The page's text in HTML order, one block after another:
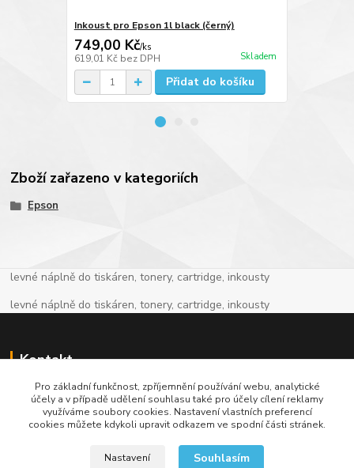
Inkoust pro Epson 1l black (černý)
749,00 Kč/ks
619,01 Kč bez DPH Skladem
Přidat do košíku
Zboží zařazeno v kategoriích
Epson
levné náplně do tiskáren, tonery, cartridge, inkousty
levné náplně do tiskáren, tonery, cartridge, inkousty
Kontakt
+420 774 913 718
info@levnenaplne.com
Pro základní funkčnost, zpříjemnění používání webu, analytické
účely a v případě udělení souhlasu také pro účely cílení reklamy
využíváme soubory cookies. Nastavení vlastních preferencí
cookies můžete kdykoli upravit odkazem ve spodní části stránek.
Nastavení Souhlasím